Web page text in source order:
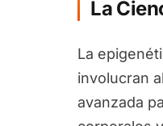
La
La
involucran
avanzada